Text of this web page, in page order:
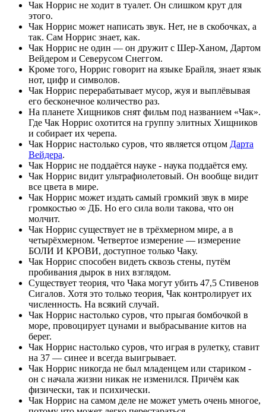
Чак Норрис не ходит в туалет. Он слишком крут для
этого.
Чак Норрис может написать звук. Нет, не в скобочках, а
так. Сам Норрис знает, как.
Чак Норрис не один — он дружит с Шер-Ханом, Дартом
Вейдером и Северусом Снеггом.
Кроме того, Норрис говорит на языке Брайля, знает язык
нот, цифр и символов.
Чак Норрис перерабатывает мусор, жуя и выплёвывая
его бесконечное количество раз.
На планете Хищников снят фильм под названием «Чак».
Где Чак Норрис охотится на группу элитных Хищников
и собирает их черепа.
Чак Норрис настолько суров, что является отцом Дарта
Вейдера.
Чак Норрис не поддаётся науке - наука поддаётся ему.
Чак Норрис видит ультрафиолетовый. Он вообще видит
все цвета в мире.
Чак Норрис может издать самый громкий звук в мире
громкостью ∞ ДБ. Но его сила воли такова, что он
молчит.
Чак Норрис существует не в трёхмерном мире, а в
четырёхмерном. Четвертое измерение — измерение
БОЛИ И КРОВИ, доступное только Чаку.
Чак Норрис способен видеть сквозь стены, путём
пробивания дырок в них взглядом.
Существует теория, что Чака могут убить 47,5 Стивенов
Сигалов. Хотя это только теория, Чак контролирует их
численность. На всякий случай.
Чак Норрис настолько суров, что прыгая бомбочкой в
море, провоцирует цунами и выбрасывание китов на
берег.
Чак Норрис настолько суров, что играя в рулетку, ставит
на 37 — синее и всегда выигрывает.
Чак Норрис никогда не был младенцем или стариком -
он с начала жизни никак не изменился. Причём как
физически, так и психически.
Чак Норрис на самом деле не может уметь очень многое,